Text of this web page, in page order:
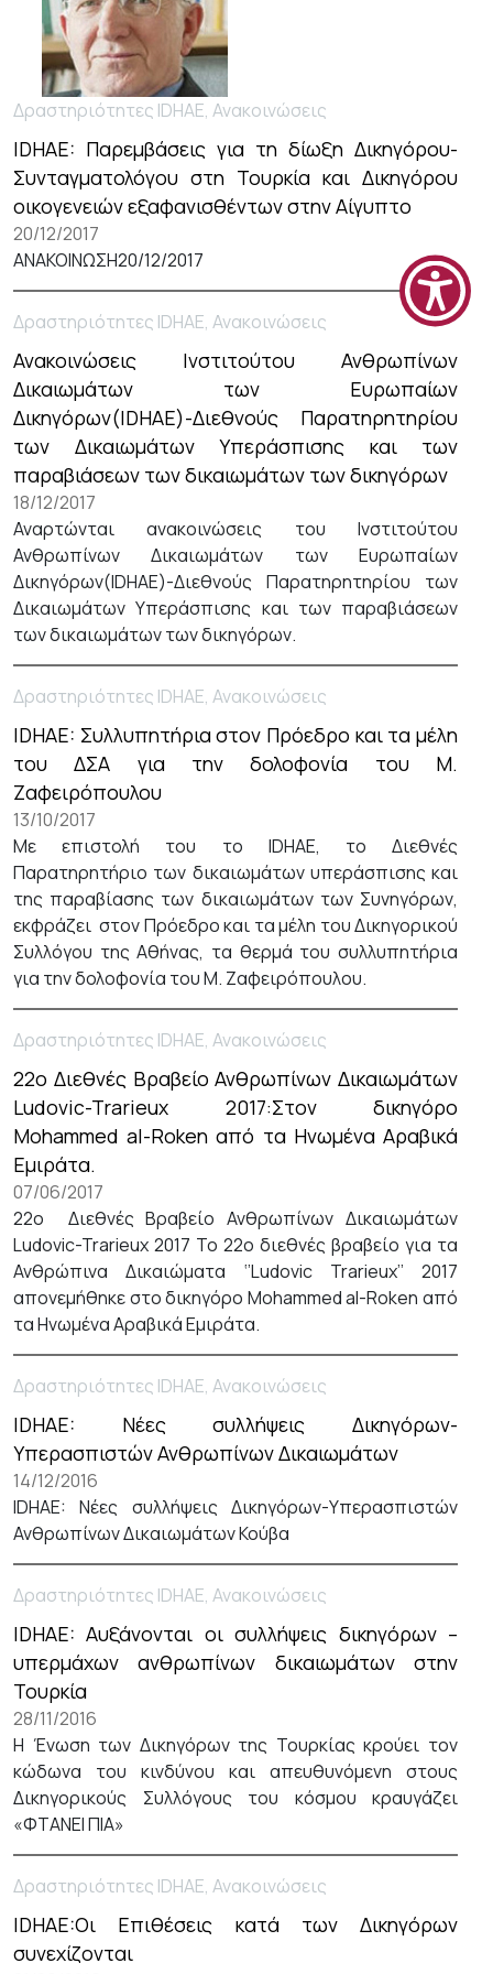
Δραστηριότητες IDHAE, Ανακοινώσεις
ΙDHAE: Παρεμβάσεις για τη δίωξη Δικηγόρου-
Συνταγματολόγου στη Τουρκία και Δικηγόρου
οικογενειών εξαφανισθέντων στην Αίγυπτο
20/12/2017
ΑΝΑΚΟΙΝΩΣΗ20/12/2017
Δραστηριότητες IDHAE, Ανακοινώσεις
Ανακοινώσεις Ινστιτούτου Ανθρωπίνων
Δικαιωμάτων των Ευρωπαίων
Δικηγόρων(IDHAE)-Διεθνούς Παρατηρητηρίου
των Δικαιωμάτων Υπεράσπισης και των
παραβιάσεων των δικαιωμάτων των δικηγόρων
18/12/2017
Αναρτώνται ανακοινώσεις του Ινστιτούτου
Ανθρωπίνων Δικαιωμάτων των Ευρωπαίων
Δικηγόρων(IDHAE)-Διεθνούς Παρατηρητηρίου των
Δικαιωμάτων Υπεράσπισης και των παραβιάσεων
των δικαιωμάτων των δικηγόρων.
Δραστηριότητες IDHAE, Ανακοινώσεις
ΙDHAE: Συλλυπητήρια στον Πρόεδρο και τα μέλη
του ΔΣΑ για την δολοφονία του Μ.
Ζαφειρόπουλου
13/10/2017
Με επιστολή του το IDHAE, το Διεθνές
Παρατηρητήριο των δικαιωμάτων υπεράσπισης και
της παραβίασης των δικαιωμάτων των Συνηγόρων,
εκφράζει στον Πρόεδρο και τα μέλη του Δικηγορικού
Συλλόγου της Αθήνας, τα θερμά του συλλυπητήρια
για την δολοφονία του Μ. Ζαφειρόπουλου.
Δραστηριότητες IDHAE, Ανακοινώσεις
22ο Διεθνές Βραβείο Ανθρωπίνων Δικαιωμάτων
Ludovic-Trarieux 2017:Στον δικηγόρο
Mohammed al-Roken από τα Ηνωμένα Αραβικά
Εμιράτα.
07/06/2017
22ο Διεθνές Βραβείο Ανθρωπίνων Δικαιωμάτων
Ludovic-Trarieux 2017 Το 22ο διεθνές βραβείο για τα
Ανθρώπινα Δικαιώματα ‘’Ludovic Trarieux’’ 2017
απονεμήθηκε στο δικηγόρο Mohammed al-Roken από
τα Ηνωμένα Αραβικά Εμιράτα.
Δραστηριότητες IDHAE, Ανακοινώσεις
IDHAE: Νέες συλλήψεις Δικηγόρων-
Υπερασπιστών Ανθρωπίνων Δικαιωμάτων
14/12/2016
IDHAE: Νέες συλλήψεις Δικηγόρων-Υπερασπιστών
Ανθρωπίνων Δικαιωμάτων Κούβα
Δραστηριότητες IDHAE, Ανακοινώσεις
IDHAE: Αυξάνονται οι συλλήψεις δικηγόρων –
υπερμάχων ανθρωπίνων δικαιωμάτων στην
Τουρκία
28/11/2016
Η Ένωση των Δικηγόρων της Τουρκίας κρούει τον
κώδωνα του κινδύνου και απευθυνόμενη στους
Δικηγορικούς Συλλόγους του κόσμου κραυγάζει
«ΦΤΑΝΕΙ ΠΙΑ»
Δραστηριότητες IDHAE, Ανακοινώσεις
IDHAE:Οι Επιθέσεις κατά των Δικηγόρων
συνεχίζονται